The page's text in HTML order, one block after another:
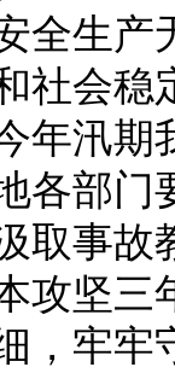
生产
社会
年汛
各部
取事
攻坚
，牢